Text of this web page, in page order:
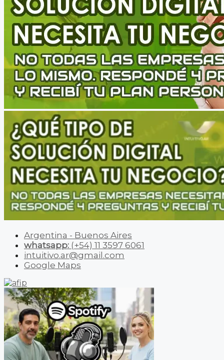
Argentina - Buenos Aires
whatsapp: (+54) 11 3597 6061
intuitivo.ar@gmail.com
Google Maps